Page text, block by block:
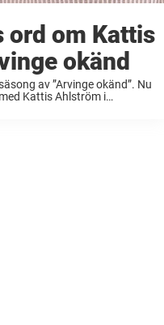
ord om Kattis
okänd
av ”Arvinge okänd”. Nu
Kattis Ahlström i